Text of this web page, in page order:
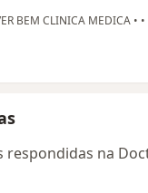
BEM CLINICA MEDICA • •
respondidas na